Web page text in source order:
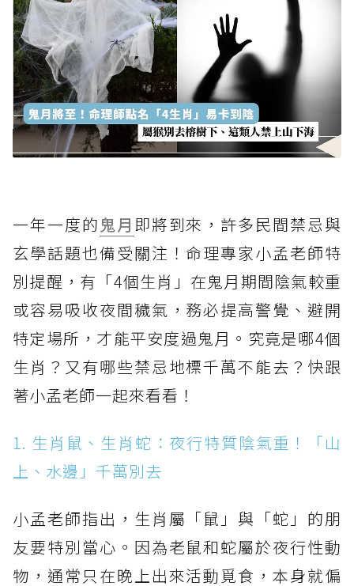
一年一度的鬼月 即將到來，許多民間禁忌與
玄學話題也備受關注！命理專家小孟老師特
別提醒，有「4個生肖」在鬼月期間陰氣較重
或容易吸收夜間穢氣，務必提高警覺、避開
特定場所，才能平安度過鬼月。究竟是哪4個
生肖？又有哪些禁忌地標千萬不能去？快跟
著小孟老師一起來看看！
1. 生肖鼠、生肖蛇：夜行特質陰氣重！「山
上、水邊」千萬別去
小孟老師指出，生肖屬「鼠」與「蛇」的朋
友要特別當心。因為老鼠和蛇屬於夜行性動
物，通常只在晚上出來活動覓食，本身就偏